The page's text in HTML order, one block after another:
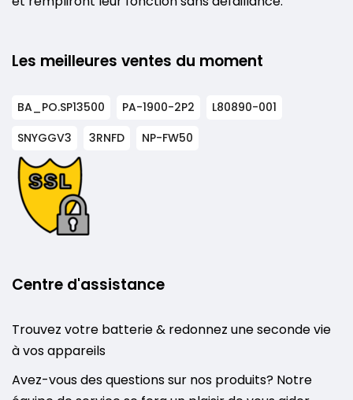
Les meilleures ventes du moment
BA_PO.SP13500 PA-1900-2P2
L80890-001
SNYGGV3
3RNFD NP-FW50
Centre d'assistance
Trouvez votre batterie & redonnez une seconde vie
à vos appareils
Avez-vous des questions sur nos produits? Notre